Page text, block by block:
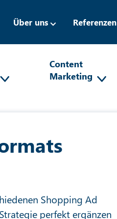
Über uns Referenzen
Content
Marketing
Shopping Ad
perfekt ergänzen